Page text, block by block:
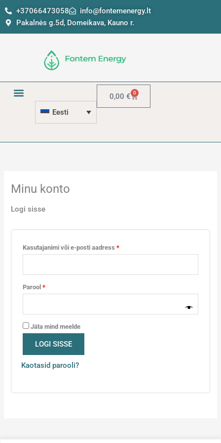
Skip
content
+37066473058
info@fontemenergy.lt
Pakalnės g.5d, Domeikava, Kauno r.
Eesti
0,00 € 0
Käru
Minu konto
Logi sisse
Kasutajanimi või e-posti aadress*
Parool*
Jäta mind meelde
LOGI SISSE
Kaotasid parooli?